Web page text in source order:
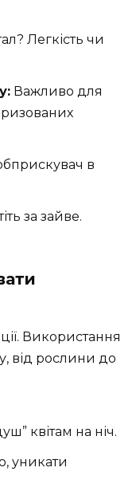
Легкість чи
Важливо для
в
за зайве.
Використання
від рослини до
квітам на ніч.
уникати